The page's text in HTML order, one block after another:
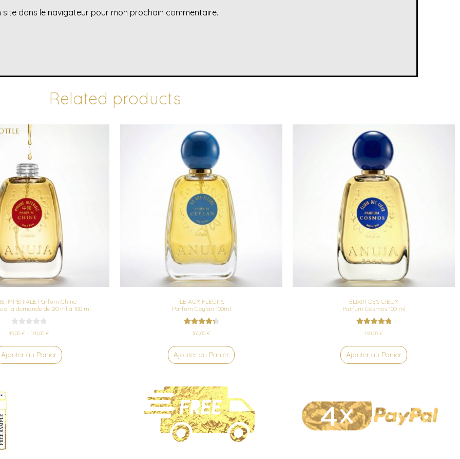
dans le navigateur pour mon prochain commentaire.
Related products
IMPÉRIALE Parfum Chine
à la demande de 20 ml à 100 ml
R
45,00 €– 160,00 €
Ajouter au Panier
ÎLE AUX FLEURS
Parfum Ceylan 100ml
Rated4.40
160,00 €
Ajouter au Panier
ÉLIXIR DES CIEUX
Parfum Cosmos 100 ml
Rated5.00
160,00 €
Ajouter au Panier